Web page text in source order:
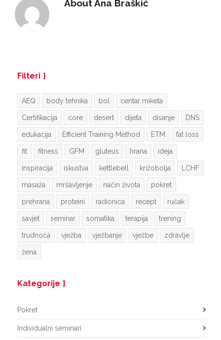
AboutAna Braškić
Filteri
AEQ body tehnika bol centar miketa
Certifikacija core desert dijeta disanje DNS
edukacija Efficient Training Method ETM fat loss
fit fitness GFM gluteus hrana ideja
inspiracija iskustva kettlebell križobolja LCHF
masaža mršavljenje način života pokret
prehrana proteini radionica recept ručak
savjet seminar somatika terapija trening
trudnoća vježba vježbanje vježbe zdravlje
žena
Kategorije
Pokret
Individualni seminari